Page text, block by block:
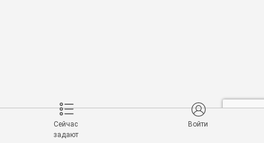
Сейчас
задают
Войти